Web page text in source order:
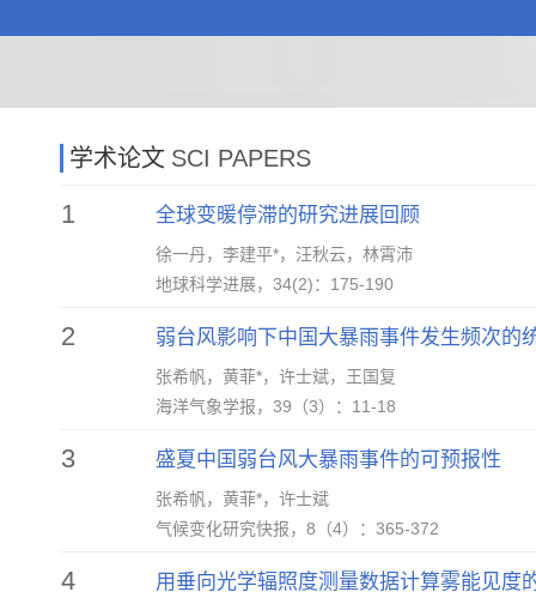
学术论文 SCI PAPERS
1 全球变暖停滞的研究进展回顾
徐一丹，李建平*，汪秋云，林霄沛
地球科学进展，34(2)：175-190
2 弱台风影响下中国大暴雨事件发生频次的
张希帆，黄菲*，许士斌，王国复
海洋气象学报，39（3）：11-18
3 盛夏中国弱台风大暴雨事件的可预报性
张希帆，黄菲*，许士斌
气候变化研究快报，8（4）：365-372
4 用垂向光学辐照度测量数据计算雾能见度